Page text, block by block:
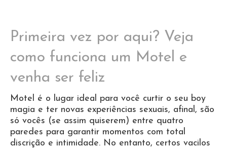
Primeira vez por aqui? Veja
como funciona um Motel e
venha ser feliz
Motel é o lugar ideal para você curtir o seu boy
magia e ter novas experiências sexuais, afinal, são
só vocês (se assim quiserem) entre quatro
paredes para garantir momentos com total
discrição e intimidade. No entanto, certos vacilos